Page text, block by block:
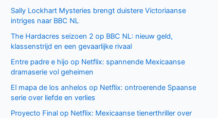
Sally Lockhart Mysteries brengt duistere Victoriaanse
intriges naar BBC NL
The Hardacres seizoen 2 op BBC NL: nieuw geld,
klassenstrijd en een gevaarlijke rivaal
Entre padre e hijo op Netflix: spannende Mexicaanse
dramaserie vol geheimen
El mapa de los anhelos op Netflix: ontroerende Spaanse
serie over liefde en verlies
Proyecto Final op Netflix: Mexicaanse tienerthriller over